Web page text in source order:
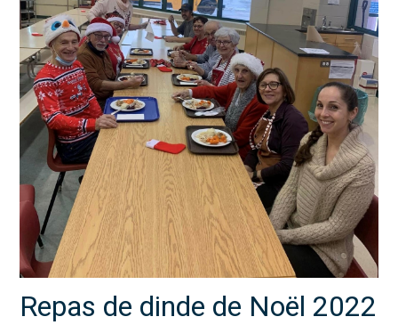
Repas de dinde de Noël 2022